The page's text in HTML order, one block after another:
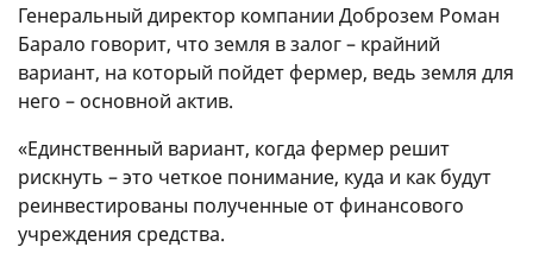
Генеральный директор компании Доброзем Роман
Барало говорит, что земля в залог – крайний
вариант, на который пойдет фермер, ведь земля для
него – основной актив.
«Единственный вариант, когда фермер решит
рискнуть – это четкое понимание, куда и как будут
реинвестированы полученные от финансового
учреждения средства.